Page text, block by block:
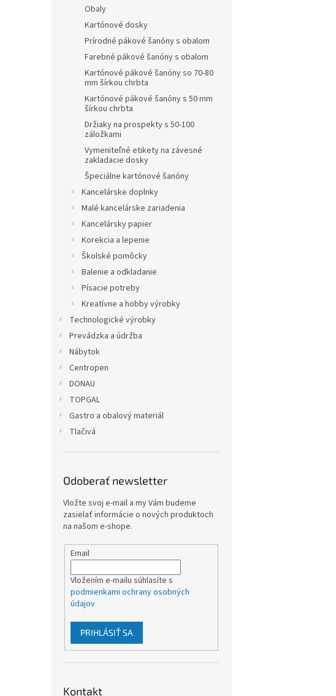
Obaly
Kartónové dosky
Prírodné pákové šanóny s obalom
Farebné pákové šanóny s obalom
Kartónové pákové šanóny so 70-80
mm šírkou chrbta
Kartónové pákové šanóny s 50 mm
šírkou chrbta
Držiaky na prospekty s 50-100
záložkami
Vymeniteľné etikety na závesné
zakladacie dosky
Špeciálne kartónové šanóny
Kancelárske doplnky
Malé kancelárske zariadenia
Kancelársky papier
Korekcia a lepenie
Školské pomôcky
Balenie a odkladanie
Písacie potreby
Kreatívne a hobby výrobky
Technologické výrobky
Prevádzka a údržba
Nábytok
Centropen
DONAU
TOPGAL
Gastro a obalový materiál
Tlačivá
Odoberať newsletter
Vložte svoj e-mail a my Vám budeme
zasielať informácie o nových produktoch
na našom e-shope.
Email
Vložením e-mailu súhlasíte s
podmienkami ochrany osobných
údajov
PRIHLÁSIŤ SA
Kontakt